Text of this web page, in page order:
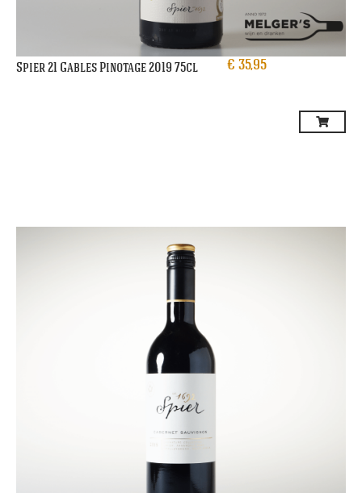
Spier 21 Gables Pinotage 2019 75cl € 35,95